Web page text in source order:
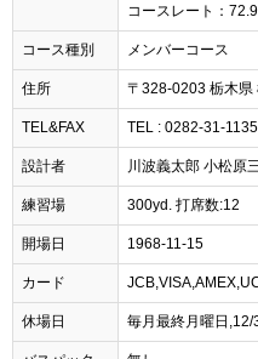
コースレート：
コース種別 メンバーコース
住所 〒328-0203 栃木県
TEL&FAX TEL : 0282-31-
設計者 川波義太郎 小松原
練習場 300yd. 打席数:12
開場日 1968-11-15
カード
休場日 毎月最終月曜日,12/